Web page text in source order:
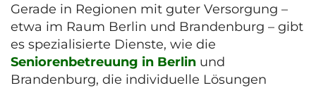
Gerade in Regionen mit guter Versorgung –
etwa im Raum Berlin und Brandenburg – gibt
es spezialisierte Dienste, wie die
Seniorenbetreuung in Berlin und
Brandenburg, die individuelle Lösungen